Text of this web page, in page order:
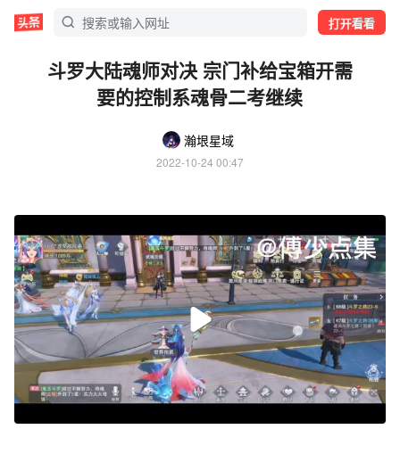
打开看看
斗罗大陆魂师对决 宗门补给宝箱开需
要的控制系魂骨二考继续
瀚垠星域
2022-10-24 00:47